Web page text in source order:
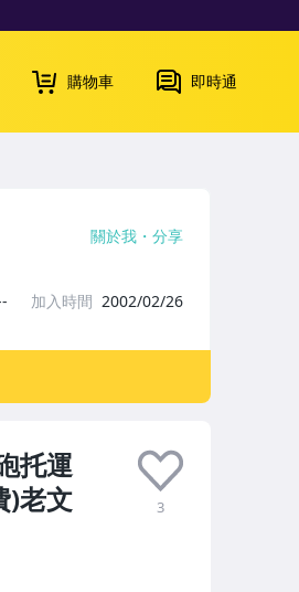
購物車 即時通
托運
)老文
3
關於我 分享
加入時間 2002/02/26